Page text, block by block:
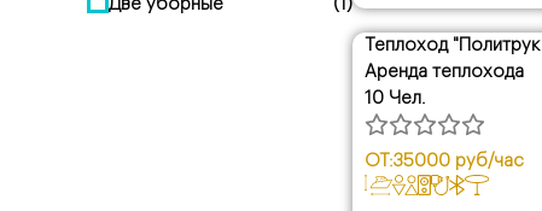
Две уборные
(1)
Теплоход
Аренда теплохода
10 Чел.
ОТ:35000 руб/час